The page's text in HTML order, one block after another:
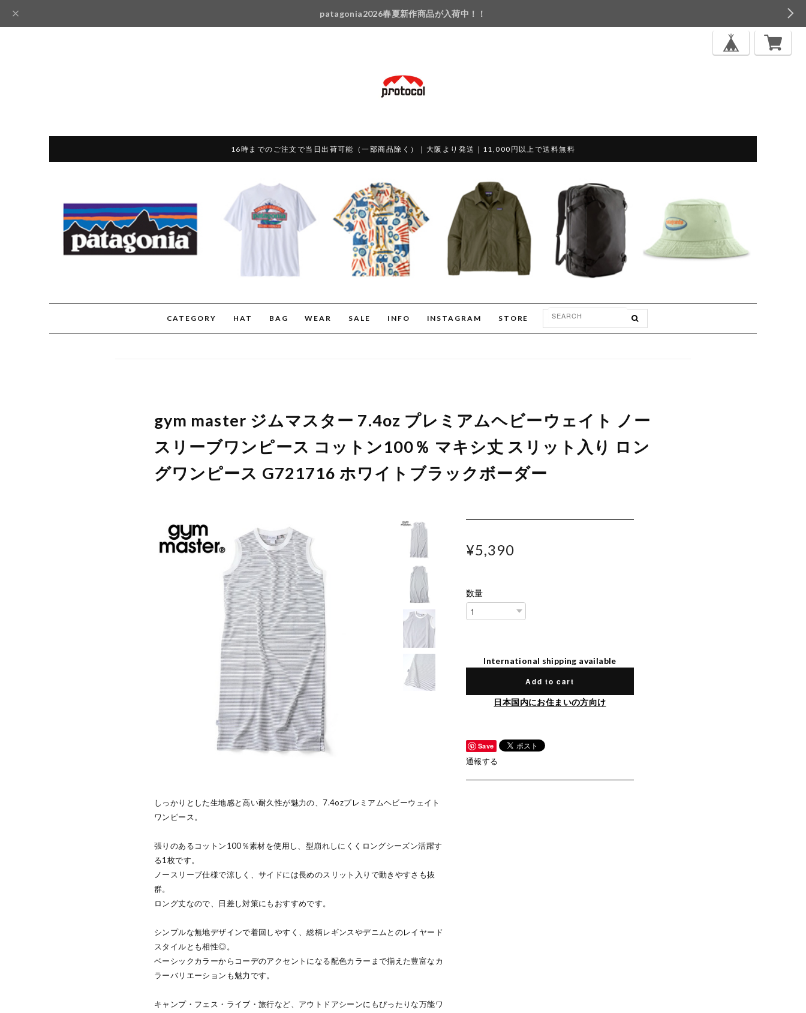
patagonia2026春夏新作商品が入荷中！！
16時までのご注文で当日出荷可能（一部商品除く）｜大阪より発送｜11,000円以上で送料無料
CATEGORY HAT BAG WEAR SALE INFO INSTAGRAM STORE
gym master ジムマスター 7.4oz プレミアムヘビーウェイト ノー
スリーブワンピース コットン100％ マキシ丈 スリット入り ロン
グワンピース G721716 ホワイトブラックボーダー
しっかりとした生地感と高い耐久性が魅力の、7.4ozプレミアムヘビーウェイト
ワンピース。
張りのあるコットン100％素材を使用し、型崩れしにくくロングシーズン活躍す
る1枚です。
ノースリーブ仕様で涼しく、サイドには長めのスリット入りで動きやすさも抜
群。
ロング丈なので、日差し対策にもおすすめです。
シンプルな無地デザインで着回しやすく、総柄レギンスやデニムとのレイヤード
スタイルとも相性◎。
ベーシックカラーからコーデのアクセントになる配色カラーまで揃えた豊富なカ
ラーバリエーションも魅力です。
キャンプ・フェス・ライブ・旅行など、アウトドアシーンにもぴったりな万能ワ
¥5,390
数量
International shipping available
Add to cart
日本国内にお住まいの方向け
Save
通報する